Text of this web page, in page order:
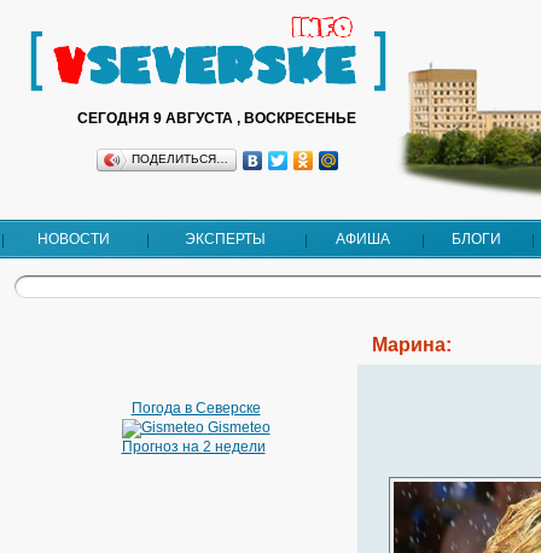
СЕГОДНЯ 9 АВГУСТА , ВОСКРЕСЕНЬЕ
ПОДЕЛИТЬСЯ…
НОВОСТИ ЭКСПЕРТЫ АФИША БЛОГИ
Погода в Северске
Gismeteo
Прогноз на 2 недели
Марина: